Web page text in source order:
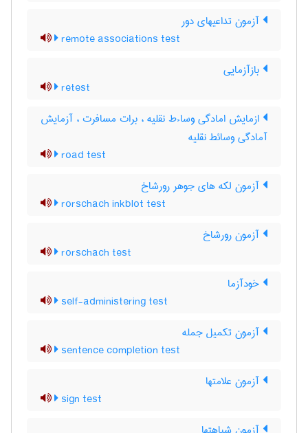
آزمون تداعیهای دور
remote associations test
بازآزمایی
retest
ازمایش امادگی وساءط نقلیه ، برات مسافرت ، آزمایش
آمادگی وسائط نقلیه
road test
آزمون لکه های جوهر رورشاخ
rorschach inkblot test
آزمون رورشاخ
rorschach test
خودآزما
self-administering test
آزمون تکمیل جمله
sentence completion test
آزمون علامتها
sign test